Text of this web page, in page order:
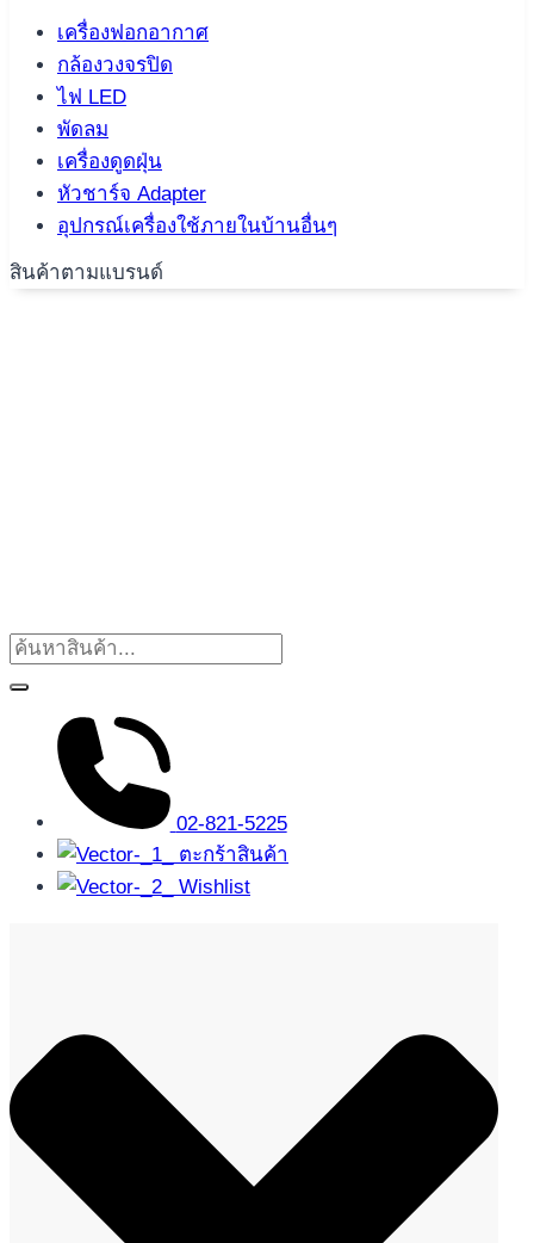
เครื่องฟอกอากาศ
กล้องวงจรปิด
ไฟ LED
พัดลม
เครื่องดูดฝุ่น
หัวชาร์จ Adapter
อุปกรณ์เครื่องใช้ภายในบ้านอื่นๆ
สินค้าตามแบรนด์
02-821-5225
ตะกร้าสินค้า
Wishlist